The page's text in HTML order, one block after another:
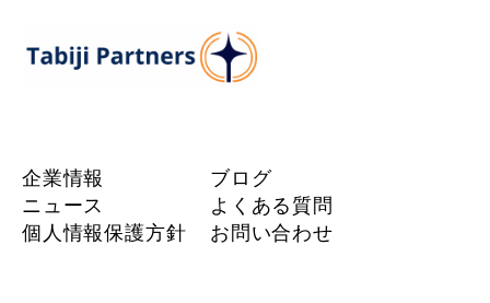
企業情報
ブログ
ニュース
よくある質問
個人情報保護方針
お問い合わせ